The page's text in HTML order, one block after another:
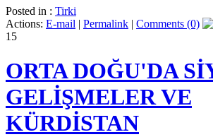
Posted in : Tirki
Actions: E-mail | Permalink | Comments (0)
15
ORTA DOĞU'DA
GELİŞMELER VE
KÜRDİSTAN